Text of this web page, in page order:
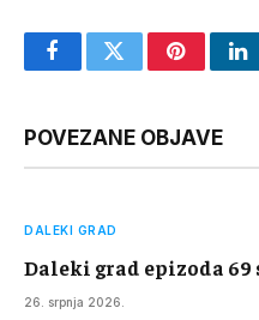
FacebookTwitterPinterest
POVEZANE OBJAVE
DALEKI GRAD
Daleki grad epizoda 69
26. srpnja 2026.